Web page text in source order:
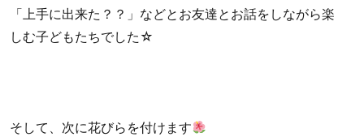
「上手に出来た？？」などとお友達とお話をしながら楽
しむ子どもたちでした☆
そして、次に花びらを付けます